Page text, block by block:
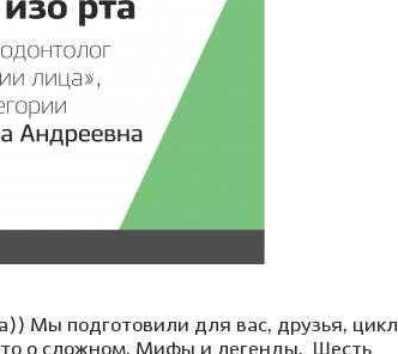
Мы подготовили для вас, друзья, цикл
о сложном. Мифы и легенды.
Шесть